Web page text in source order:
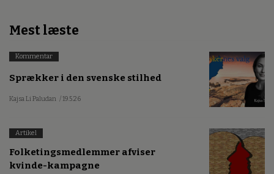
Mest læste
Kommentar
Sprækker i den svenske stilhed
Kajsa Li Paludan / 19.5.26
Artikel
Folketingsmedlemmer afviser
kvinde-kampagne